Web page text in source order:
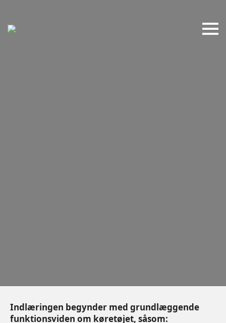
Indlæringen begynder med grundlæggende
funktionsviden om køretøjet, såsom: